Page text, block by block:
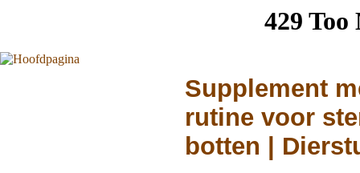
Supplement
rutine voor
botten |